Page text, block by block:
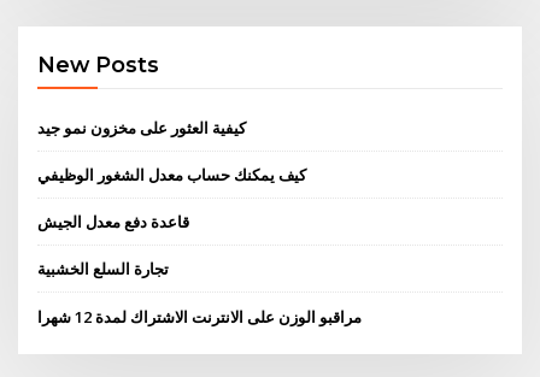
New Posts
كيفية العثور على مخزون نمو جيد
كيف يمكنك حساب معدل الشغور الوظيفي
قاعدة دفع معدل الجيش
تجارة السلع الخشبية
مراقبو الوزن على الانترنت الاشتراك لمدة 12 شهرا